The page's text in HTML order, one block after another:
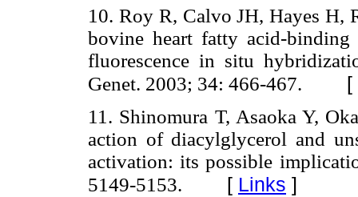
10. Roy R, Calvo JH, Hayes H,
bovine heart fatty acid-
fluorescence in situ
Genet. 2003; 34: 466-467. [
11. Shinomura T, Asaoka Y,
action of diacylglycerol and
activation: its possible
5149-5153. [ Links ]